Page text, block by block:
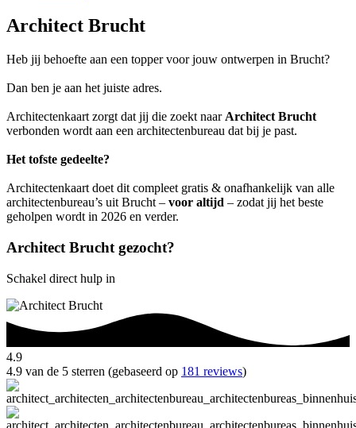
Architect Brucht
Heb jij behoefte aan een topper voor jouw ontwerpen in Brucht?
Dan ben je aan het juiste adres.
Architectenkaart zorgt dat jij die zoekt naar Architect Brucht
verbonden wordt aan een architectenbureau dat bij je past.
Het tofste gedeelte?
Architectenkaart doet dit compleet gratis & onafhankelijk van alle
architectenbureau’s uit Brucht – voor altijd – zodat jij het beste
geholpen wordt in 2026 en verder.
Architect Brucht gezocht?
Schakel direct hulp in
4.9
4.9 van de 5 sterren (gebaseerd op 181 reviews)